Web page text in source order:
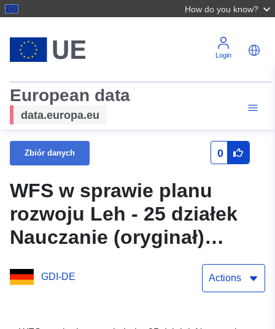
How do you know?
Login
European data
data.europa.eu
Zbiór danych 0
WFS w sprawie planu
rozwoju Leh - 25 działek
Nauczanie (oryginał)
społeczności Nauczanie
GDI-DE Actions